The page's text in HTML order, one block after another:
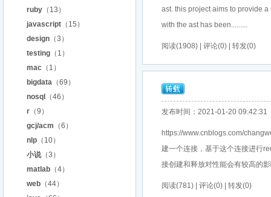
ruby （13）
javascript （15）
design （3）
testing （1）
mac （1）
bigdata （69）
nosql
（46）
r （9）
gcj/acm （6）
nlp （10）
小说（3）
matlab （4）
web （44）
ast. this project aims to provide
with the ast has been.........
阅读(1908) | 评论(0) | 转发(0)
发布时间：2021-01-20 09:42:31
https://www.cnblogs.com/
建一个连接，基于这个连接进行
接创建和释放对性能会有较高的
阅读(781) | 评论(0) | 转发(0)